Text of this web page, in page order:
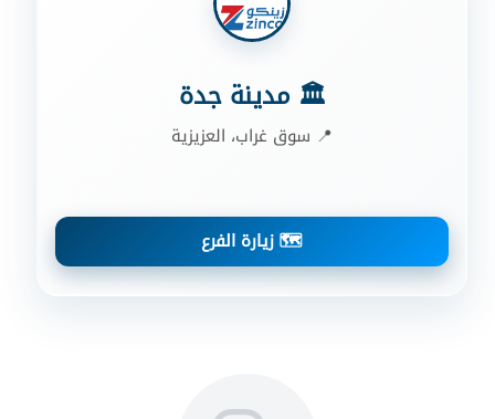
🏛️ مدينة جدة
📍 سوق غراب، العزيزية
🗺️ زيارة الفرع